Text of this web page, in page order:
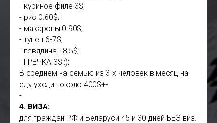
- куриное филе 3$;
- рис 0.60$;
- макароны 0.90$;
- тунец 6-7$;
- говядина - 8,5$;
- ГРЕЧКА 3$ :);
В среднем на семью из 3-х человек в месяц на
еду уходит около 400$+-.
-
4. ВИЗА:
для граждан РФ и Беларуси 45 и 30 дней БЕЗ виз.